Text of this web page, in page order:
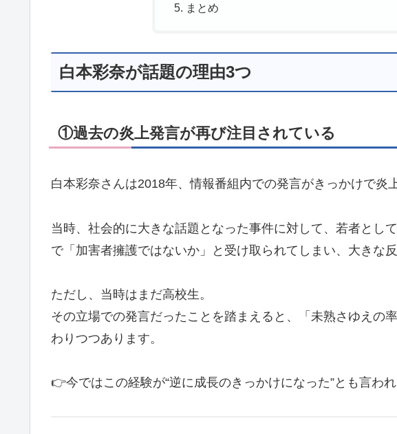
まとめ
白本彩奈が話題の理由3つ
①過去の炎上発言が再び注目されている
白本彩奈さんは2018年、情報番組内での発言がきっかけで炎
当時、社会的に大きな話題となった事件に対して、若者とし
で「加害者擁護ではないか」と受け取られてしまい、大きな反
ただし、当時はまだ高校生。
その立場での発言だったことを踏まえると、「未熟さゆえの
わりつつあります。
👉今ではこの経験が“逆に成長のきっかけになった”とも言われ